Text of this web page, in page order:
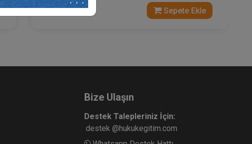
6000 TL Sepete Ekle
Bize Ulaşın
Destek Talepleriniz İçin:
destek @hukukegitim.com